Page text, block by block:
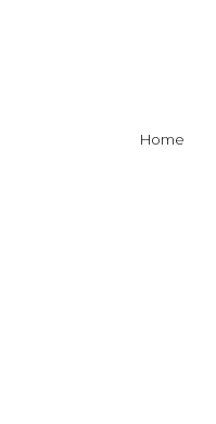
Home